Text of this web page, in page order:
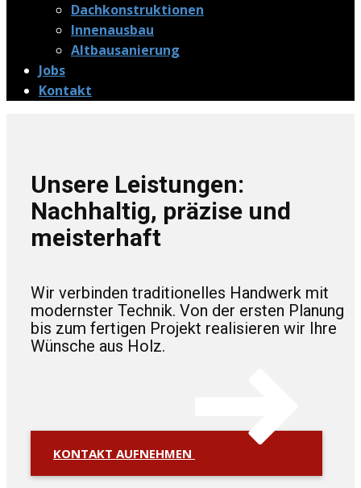
Dachkonstruktionen
Innenausbau
Altbausanierung
Jobs
Kontakt
Unsere Leistungen:
Nachhaltig, präzise und
meisterhaft
Wir verbinden traditionelles Handwerk mit
modernster Technik. Von der ersten Planung
bis zum fertigen Projekt realisieren wir Ihre
Wünsche aus Holz.
KONTAKT AUFNEHMEN